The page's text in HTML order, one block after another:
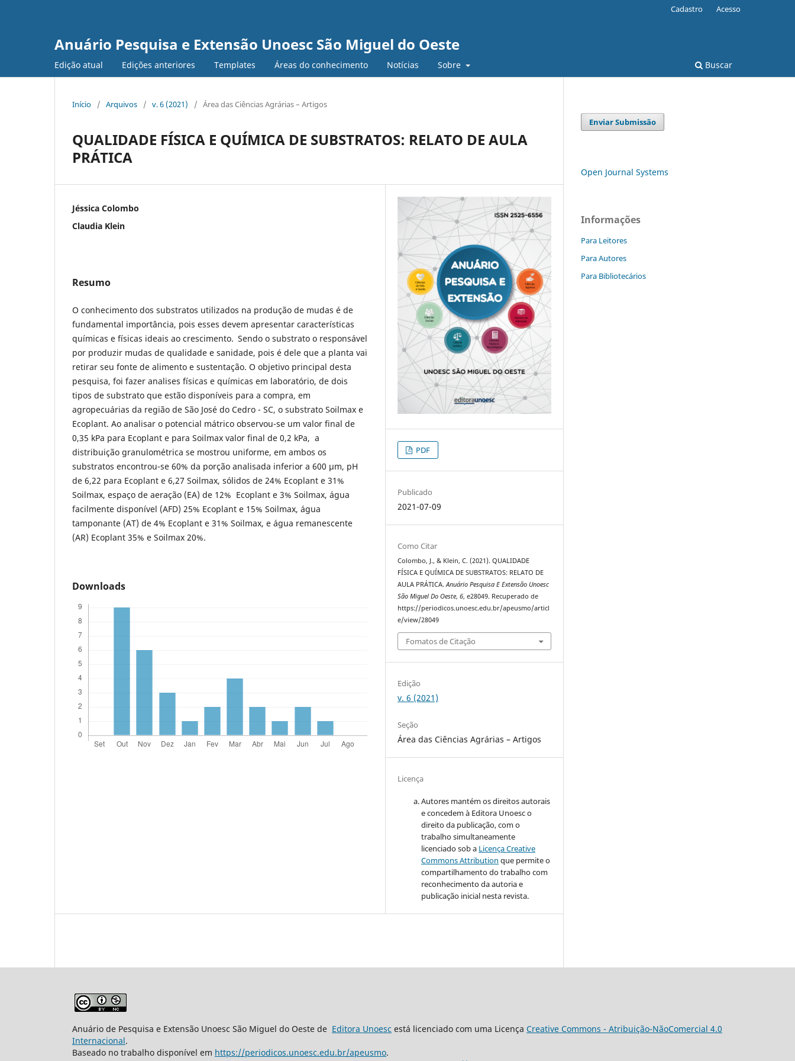
Anuário Pesquisa e Extensão Unoesc São Miguel do Oeste
Edição atual Edições anteriores Templates Áreas do conhecimento Notícias Sobre Buscar
Cadastro Acesso
Início / Arquivos / v. 6 (2021) / Área das Ciências Agrárias – Artigos
QUALIDADE FÍSICA E QUÍMICA DE SUBSTRATOS: RELATO DE AULA
PRÁTICA
Jéssica Colombo
Claudia Klein
Resumo
O conhecimento dos substratos utilizados na produção de mudas é de
fundamental importância, pois esses devem apresentar características
químicas e físicas ideais ao crescimento. Sendo o substrato o responsável
por produzir mudas de qualidade e sanidade, pois é dele que a planta vai
retirar seu fonte de alimento e sustentação. O objetivo principal desta
pesquisa, foi fazer analises físicas e químicas em laboratório, de dois
tipos de substrato que estão disponíveis para a compra, em
agropecuárias da região de São José do Cedro - SC, o substrato Soilmax e
Ecoplant. Ao analisar o potencial mátrico observou-se um valor final de
0,35 kPa para Ecoplant e para Soilmax valor final de 0,2 kPa, a
distribuição granulométrica se mostrou uniforme, em ambos os
substratos encontrou-se 60% da porção analisada inferior a 600 µm, pH
de 6,22 para Ecoplant e 6,27 Soilmax, sólidos de 24% Ecoplant e 31%
Soilmax, espaço de aeração (EA) de 12% Ecoplant e 3% Soilmax, água
facilmente disponível (AFD) 25% Ecoplant e 15% Soilmax, água
tamponante (AT) de 4% Ecoplant e 31% Soilmax, e água remanescente
(AR) Ecoplant 35% e Soilmax 20%.
Downloads
PDF
Publicado
2021-07-09
Como Citar
Colombo, J., & Klein, C. (2021). QUALIDADE
FÍSICA E QUÍMICA DE SUBSTRATOS: RELATO DE
AULA PRÁTICA.Anuário Pesquisa E Extensão Unoesc
São Miguel Do Oeste,6, e28049. Recuperado de
https://periodicos.unoesc.edu.br/apeusmo/articl
e/view/28049
Fomatos de Citação
Edição
v. 6 (2021)
Seção
Área das Ciências Agrárias – Artigos
Licença
Autores mantém os direitos autorais
e concedem à Editora Unoesc o
direito da publicação, com o
trabalho simultaneamente
licenciado sob a Licença Creative
Commons Attribution que permite o
compartilhamento do trabalho com
reconhecimento da autoria e
publicação inicial nesta revista.
Enviar Submissão
Open Journal Systems
Informações
Para Leitores
Para Autores
Para Bibliotecários
Anuário de Pesquisa e Extensão Unoesc São Miguel do Oeste de Editora Unoesc está licenciado com uma Licença Creative Commons - Atribuição-NãoComercial 4.0
Internacional.
Baseado no trabalho disponível em https://periodicos.unoesc.edu.br/apeusmo.